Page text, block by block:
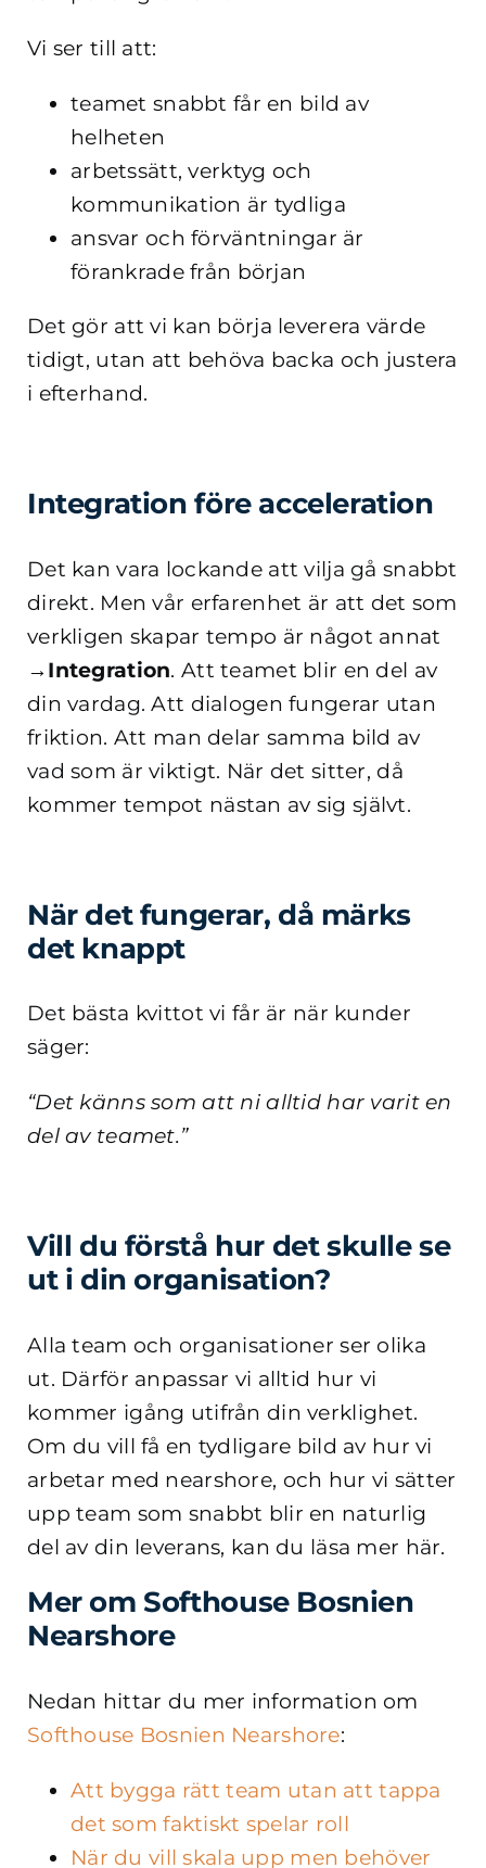
Vi ser till att:
teamet snabbt får en bild av
helheten
arbetssätt, verktyg och
kommunikation är tydliga
ansvar och förväntningar är
förankrade från början
Det gör att vi kan börja leverera värde
tidigt, utan att behöva backa och justera
i efterhand.
Integration före acceleration
Det kan vara lockande att vilja gå snabbt
direkt. Men vår erfarenhet är att det som
verkligen skapar tempo är något annat
→Integration. Att teamet blir en del av
din vardag. Att dialogen fungerar utan
friktion. Att man delar samma bild av
vad som är viktigt. När det sitter, då
kommer tempot nästan av sig självt.
När det fungerar, då märks
det knappt
Det bästa kvittot vi får är när kunder
säger:
“Det känns som att ni alltid har varit en
del av teamet.”
Vill du förstå hur det skulle se
ut i din organisation?
Alla team och organisationer ser olika
ut. Därför anpassar vi alltid hur vi
kommer igång utifrån din verklighet.
Om du vill få en tydligare bild av hur vi
arbetar med nearshore, och hur vi sätter
upp team som snabbt blir en naturlig
del av din leverans, kan du läsa mer här.
Mer om Softhouse Bosnien
Nearshore
Nedan hittar du mer information om
Softhouse Bosnien Nearshore:
Att bygga rätt team utan att tappa
det som faktiskt spelar roll
När du vill skala upp men behöver